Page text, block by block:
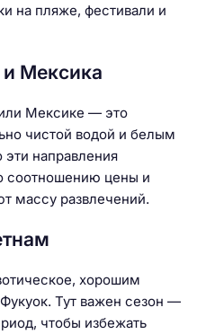
на пляже, фестивали и
Мексика
Мексике — это
чистой водой и белым
направления
соотношению цены и
массу развлечений.
хорошим
Тут важен сезон —
чтобы избежать